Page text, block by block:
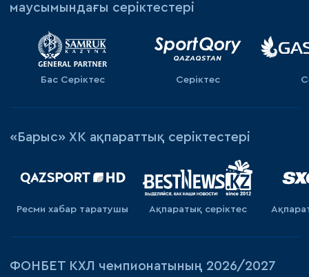
маусымындағы серіктестері
Бас Серіктес Серіктес
«Барыс» ХК ақпараттық серіктестері
Ресми хабар таратушы Ақпаратық серiктес
ФОНБЕТ КХЛ чемпионатының 2026/2027